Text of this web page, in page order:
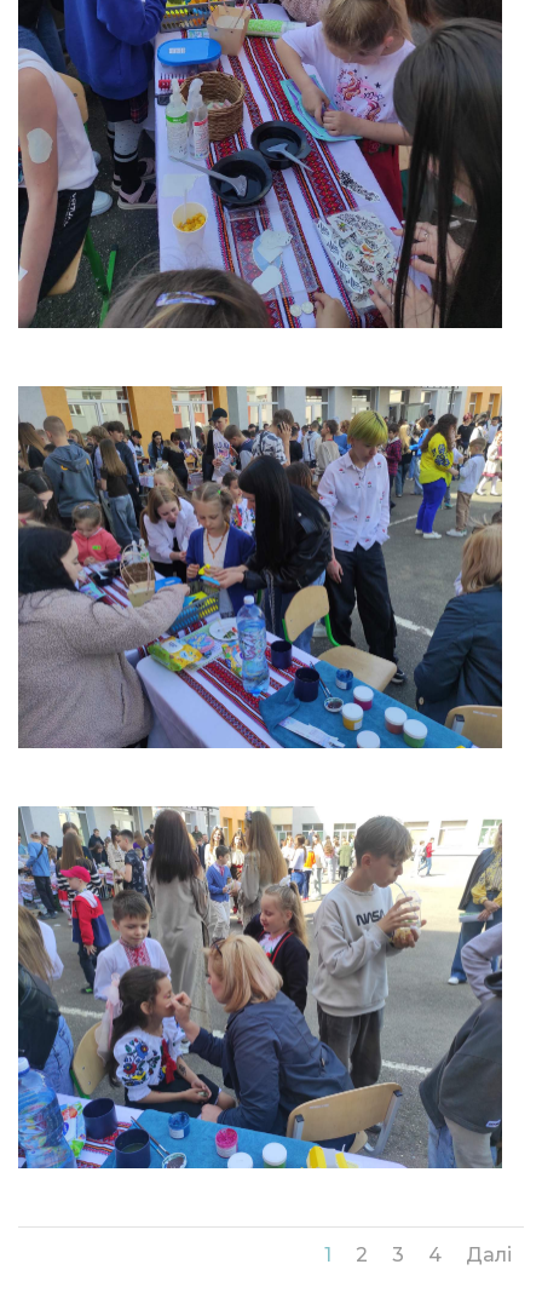
1 2 3 4 Далі